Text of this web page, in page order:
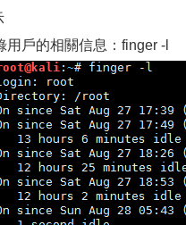
用戶的相關信息：finger -l